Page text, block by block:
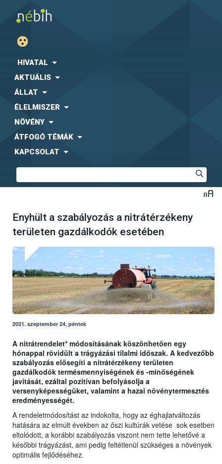
HIVATAL
AKTUÁLIS
ÁLLAT
ÉLELMISZER
NÖVÉNY
ÁTFOGÓ TÉMÁK
KAPCSOLAT
Enyhült a szabályozás a nitrátérzékeny
területen gazdálkodók esetében
2021. szeptember 24, péntek
A nitrátrendelet* módosításának köszönhetően egy
hónappal rövidült a trágyázási tilalmi időszak. A kedvezőbb
szabályozás elősegíti a nitrátérzékeny területen
gazdálkodók termésmennyiségének és -minőségének
javítását, ezáltal pozitívan befolyásolja a
versenyképességüket, valamint a hazai növénytermesztés
eredményességét.
A rendeletmódosítást az indokolta, hogy az éghajlatváltozás
hatására az elmúlt években az őszi kultúrák vetése sok esetben
eltolódott, a korábbi szabályozás viszont nem tette lehetővé a
későbbi trágyázást, ami pedig feltétlenül szükséges a növények
optimális fejlődéséhez.